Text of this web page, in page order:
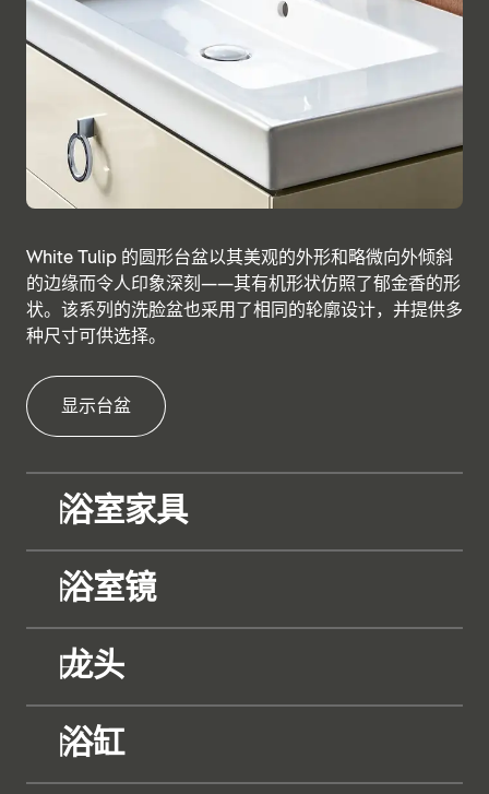
White Tulip 的圆形台盆以其美观的外形和略微向外倾斜
的边缘而令人印象深刻——其有机形状仿照了郁金香的形
状。该系列的洗脸盆也采用了相同的轮廓设计，并提供多
种尺寸可供选择。
显示台盆
浴室家具
浴室镜
龙头
浴缸